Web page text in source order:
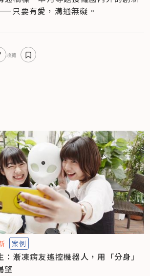
只要有愛，溝通無礙。
收藏
案例
漸凍病友遙控機器人，用「分身」
望